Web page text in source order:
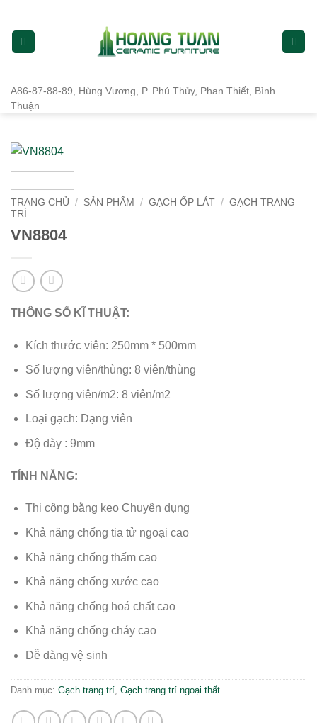
A86-87-88-89, Hùng Vương, P. Phú Thủy, Phan Thiết, Bình
Thuận
TRANG CHỦ / SẢN PHẨM / GẠCH ỐP LÁT / GẠCH TRANG
TRÍ
VN8804
THÔNG SỐ KĨ THUẬT:
Kích thước viên: 250mm * 500mm
Số lượng viên/thùng: 8 viên/thùng
Số lượng viên/m2: 8 viên/m2
Loại gạch: Dạng viên
Độ dày : 9mm
TÍNH NĂNG:
Thi công bằng keo Chuyên dụng
Khả năng chống tia tử ngoại cao
Khả năng chống thấm cao
Khả năng chống xước cao
Khả năng chống hoá chất cao
Khả năng chống cháy cao
Dễ dàng vệ sinh
Danh mục: Gạch trang trí Gạch trang trí ngoại thất